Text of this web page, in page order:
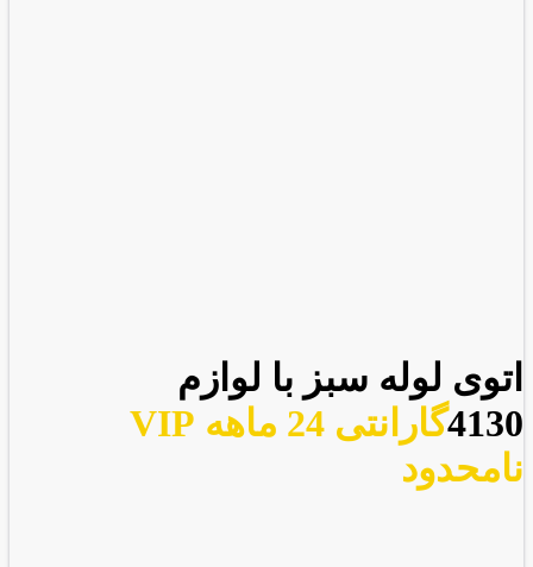
اتوی لوله سبز با لوازم
4130
گارانتی 24 ماهه VIP
نامحدود